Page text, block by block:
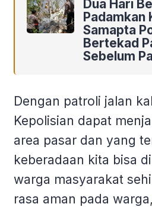
Dua Hari
Padamkan
Samapta
Bertekad
Sebelum
Dengan patroli jalan
Kepolisian dapat
area pasar dan yang
keberadaan kita bisa
warga masyarakat
rasa aman pada